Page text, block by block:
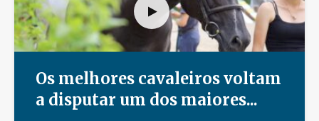
Os melhores cavaleiros voltam
a disputar um dos maiores...